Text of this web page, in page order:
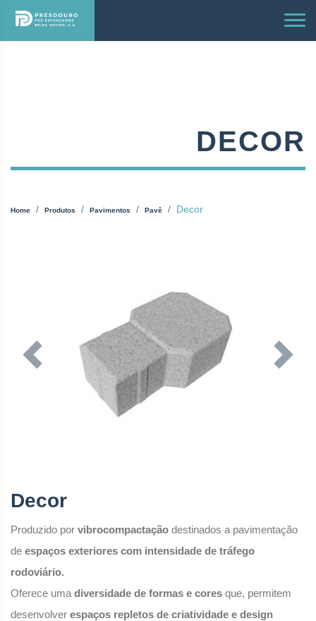
DECOR
Home Produtos Pavimentos Pavê Decor
Previous Next
Decor
Produzido por vibrocompactação destinados a pavimentação
de espaços exteriores com intensidade de tráfego
rodoviário.
Oferece uma diversidade de formas e cores que, permitem
desenvolver espaços repletos de criatividade e design